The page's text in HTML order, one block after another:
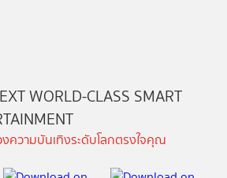
WORLD-CLASS SMART
ความบันเทิงระดับโลกตรงใจคุณ